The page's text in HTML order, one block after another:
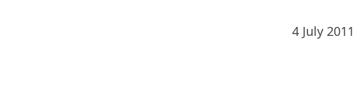
4 July 2011